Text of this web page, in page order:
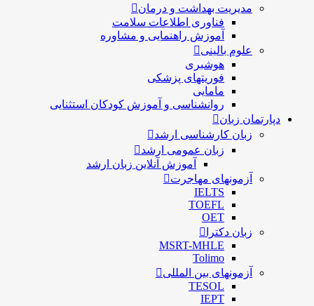
مدیریت بهداشت و درمان
فناوری اطلاعات سلامت
آموزش راهنمایی و مشاوره
علوم بالینی
هوشبری
فوریتهای پزشکی
مامایی
روانشناسی و آموزش کودکان استثنایی
دپارتمان زبان
زبان کارشناسی ارشد
زبان عمومی ارشد
آموزش آنلاین زبان ارشد
آزمونهای مهاجرت
IELTS
TOEFL
OET
زبان دکترا
MSRT-MHLE
Tolimo
آزمونهای بین المللی
TESOL
IEPT